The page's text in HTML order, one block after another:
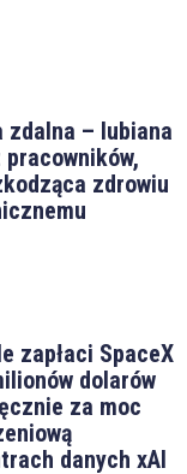
zdalna – lubiana
zdrowiu
zapłaci SpaceX
dolarów
za moc
danych xAI